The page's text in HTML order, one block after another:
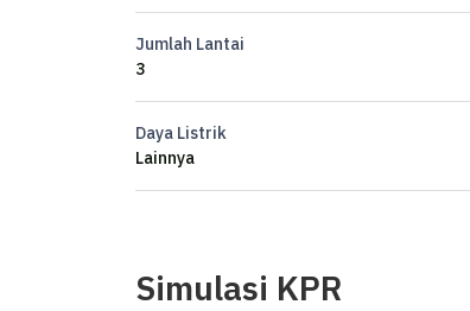
Jumlah Lantai
3
Daya Listrik
Lainnya
Simulasi KPR